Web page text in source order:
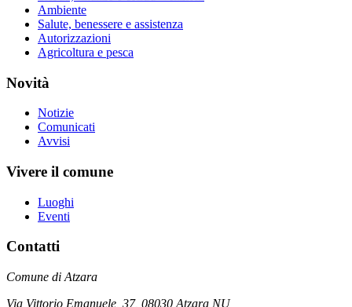
Ambiente
Salute, benessere e assistenza
Autorizzazioni
Agricoltura e pesca
Novità
Notizie
Comunicati
Avvisi
Vivere il comune
Luoghi
Eventi
Contatti
Comune di Atzara
Via Vittorio Emanuele, 37, 08030 Atzara NU